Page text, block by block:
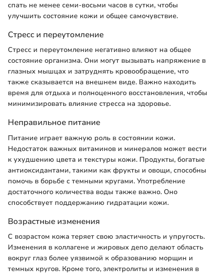
спать не менее семи-восьми часов в сутки, чтобы
улучшить состояние кожи и общее самочувствие.
Стресс и переутомление
Стресс и переутомление негативно влияют на общее
состояние организма. Они могут вызывать напряжение в
глазных мышцах и затруднять кровообращение, что
также сказывается на внешнем виде. Важно находить
время для отдыха и полноценного восстановления, чтобы
минимизировать влияние стресса на здоровье.
Неправильное питание
Питание играет важную роль в состоянии кожи.
Недостаток важных витаминов и минералов может вести
к ухудшению цвета и текстуры кожи. Продукты, богатые
антиоксидантами, такими как фрукты и овощи, способны
помочь в борьбе с темными кругами. Употребление
достаточного количества воды также важно. Оно
способствует поддержанию гидратации кожи.
Возрастные изменения
С возрастом кожа теряет свою эластичность и упругость.
Изменения в коллагене и жировых депо делают область
вокруг глаз более уязвимой к образованию морщин и
темных кругов. Кроме того, электролиты и изменения в